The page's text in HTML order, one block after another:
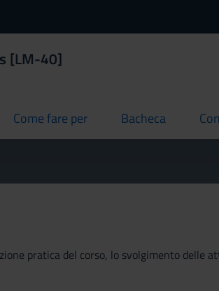
[LM-40]
Come fare per
current Bacheca
current
pratica del corso, lo svolgimento